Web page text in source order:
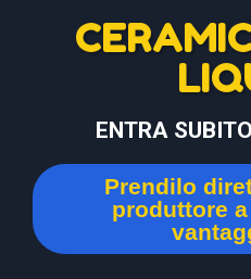
ENTRA
Prendilo
produttore